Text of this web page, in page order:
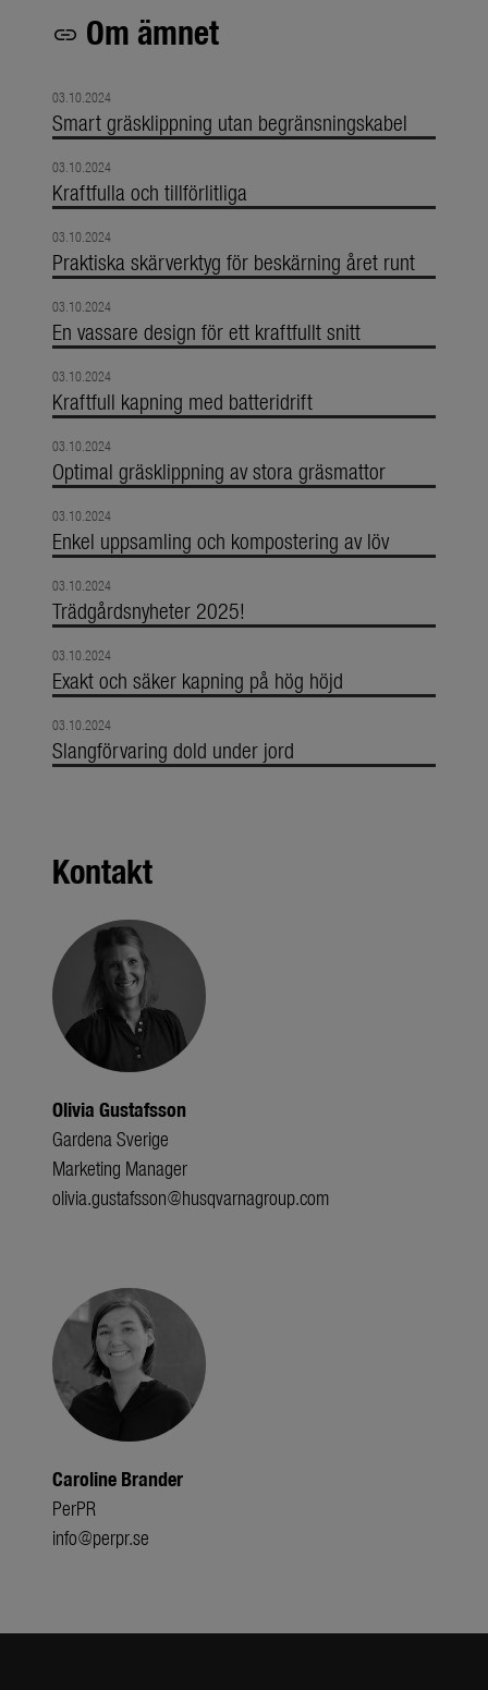
link Om ämnet
03.10.2024
Smart gräsklippning utan begränsningskabel
03.10.2024
Kraftfulla och tillförlitliga
03.10.2024
Praktiska skärverktyg för beskärning året runt
03.10.2024
En vassare design för ett kraftfullt snitt
03.10.2024
Kraftfull kapning med batteridrift
03.10.2024
Optimal gräsklippning av stora gräsmattor
03.10.2024
Enkel uppsamling och kompostering av löv
03.10.2024
Trädgårdsnyheter 2025!
03.10.2024
Exakt och säker kapning på hög höjd
03.10.2024
Slangförvaring dold under jord
Kontakt
Olivia Gustafsson
Gardena Sverige
Marketing Manager
olivia.gustafsson@husqvarnagroup.com
Caroline Brander
PerPR
info@perpr.se